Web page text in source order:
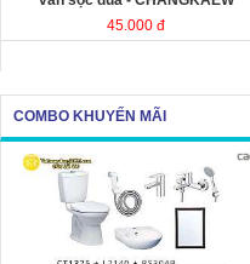
45.000 đ
COMBO KHUYẾN MÃI